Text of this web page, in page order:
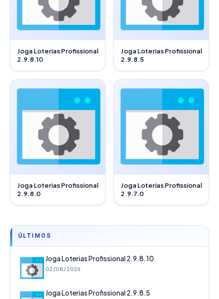
Joga Loterias Profissional
2.9.8.10
Joga Loterias Profissional
2.9.8.5
Joga Loterias Profissional
2.9.8.0
Joga Loterias Profissional
2.9.7.0
ÚLTIMOS
Joga Loterias Profissional 2.9.8.10
02/08/2026
Joga Loterias Profissional 2.9.8.5